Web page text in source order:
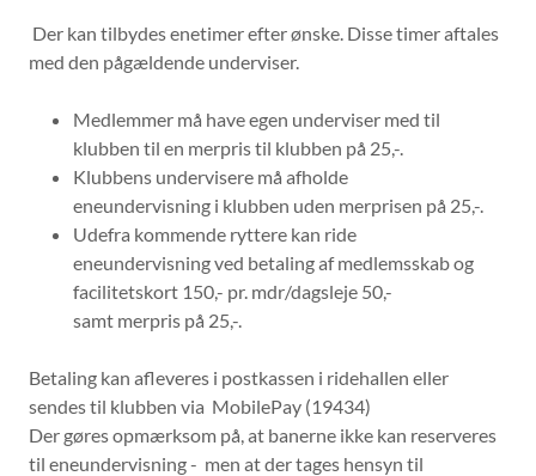
Der kan tilbydes enetimer efter ønske. Disse timer aftales
med den pågældende underviser.
Medlemmer må have egen underviser med til
klubben til en merpris til klubben på 25,-.
Klubbens undervisere må afholde
eneundervisning i klubben uden merprisen på 25,-.
Udefra kommende ryttere kan ride
eneundervisning ved betaling af medlemsskab og
facilitetskort 150,- pr. mdr/dagsleje 50,-
samt merpris på 25,-.
Betaling kan afleveres i postkassen i ridehallen eller
sendes til klubben via MobilePay (19434)
Der gøres opmærksom på, at banerne ikke kan reserveres
til eneundervisning - men at der tages hensyn til